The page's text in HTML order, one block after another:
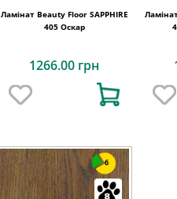
Ламінат Beauty Floor SAPPHIRE
405 Оскар
1266.00 грн
6